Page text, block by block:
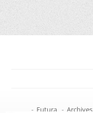
- Futura - Archives